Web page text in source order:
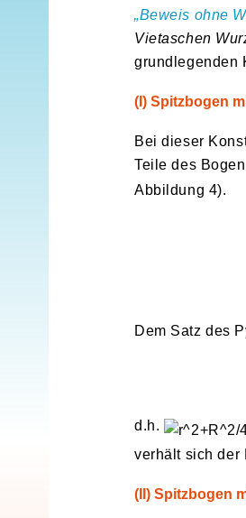
„Beweis ohne
Vietaschen
grundlegenden
(I) Spitzbogen
Bei dieser
Teile des
Abbildung 4).
Dem Satz des
d.h.
verhält sich der
(II) Spitzbogen